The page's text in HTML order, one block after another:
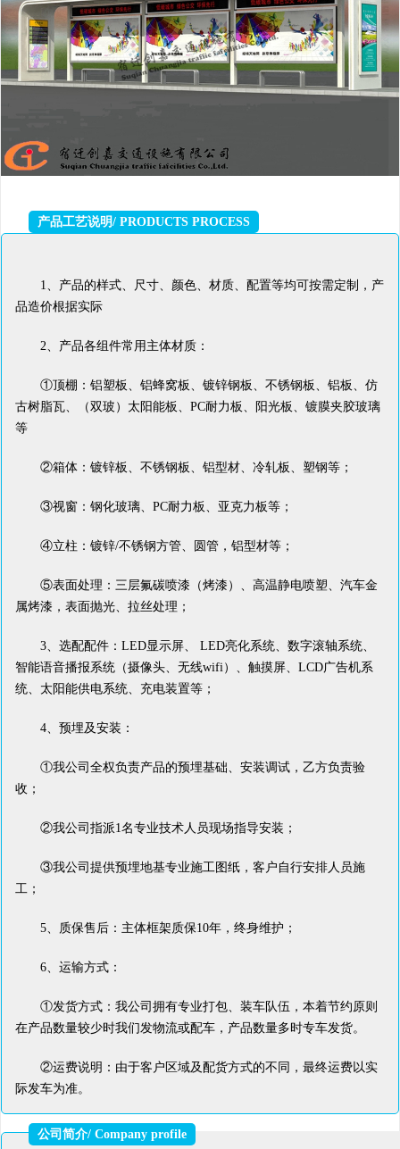
产品工艺说明/ PRODUCTS PROCESS
1、产品的样式、尺寸、颜色、材质、配置等均可按需定制，产
品造价根据实际
2、产品各组件常用主体材质：
①顶棚：铝塑板、铝蜂窝板、镀锌钢板、不锈钢板、铝板、仿
古树脂瓦、（双玻）太阳能板、PC耐力板、阳光板、镀膜夹胶玻璃
等
②箱体：镀锌板、不锈钢板、铝型材、冷轧板、塑钢等；
③视窗：钢化玻璃、PC耐力板、亚克力板等；
④立柱：镀锌/不锈钢方管、圆管，铝型材等；
⑤表面处理：三层氟碳喷漆（烤漆）、高温静电喷塑、汽车金
属烤漆，表面抛光、拉丝处理；
3、选配配件：LED显示屏、 LED亮化系统、数字滚轴系统、
智能语音播报系统（摄像头、无线wifi）、触摸屏、LCD广告机系
统、太阳能供电系统、充电装置等；
4、预埋及安装：
①我公司全权负责产品的预埋基础、安装调试，乙方负责验
收；
②我公司指派1名专业技术人员现场指导安装；
③我公司提供预埋地基专业施工图纸，客户自行安排人员施
工；
5、质保售后：主体框架质保10年，终身维护；
6、运输方式：
①发货方式：我公司拥有专业打包、装车队伍，本着节约原则
在产品数量较少时我们发物流或配车，产品数量多时专车发货。
②运费说明：由于客户区域及配货方式的不同，最终运费以实
际发车为准。
公司简介/ Company profile